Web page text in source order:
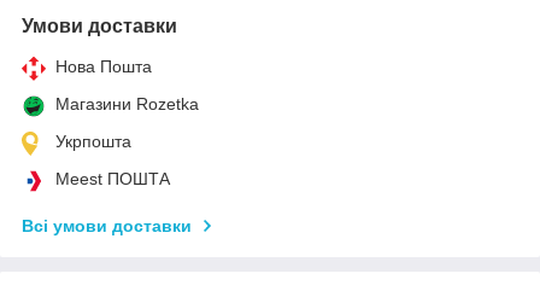
Умови доставки
Нова Пошта
Магазини Rozetka
Укрпошта
Meest ПОШТА
Всі умови доставки